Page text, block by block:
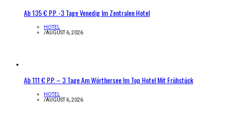
Ab 135 € P.P. -3 Tage Venedig Im Zentralen Hotel
HOTEL
/AUGUST 6, 2026
Ab 111 € P.P. – 3 Tage Am Wörthersee Im Top Hotel Mit Frühstück
HOTEL
/AUGUST 6, 2026